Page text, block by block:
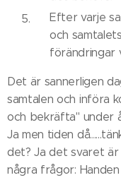
Efter varje
och
förändringar
Det är sannerligen
samtalen och införa
och bekräfta" under
Ja men tiden
det? Ja det svaret
några frågor: